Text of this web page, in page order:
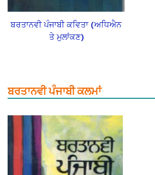
ਬਰਤਾਨਵੀ ਪੰਜਾਬੀ ਕਵਿਤਾ (ਅਧਿਐਨ
ਤੇ ਮੁਲਾਂਕਣ)
ਬਰਤਾਨਵੀ ਪੰਜਾਬੀ ਕਲਮਾਂ